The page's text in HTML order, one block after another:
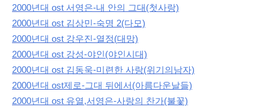
2000년대 ost 서영은-내 안의 그대(첫사랑)
2000년대 ost 김상민-숙명 2(다모)
2000년대 ost 강우진-열정(대망)
2000년대 ost 강성-야인(야인시대)
2000년대 ost 김동욱-미련한 사랑(위기의남자)
2000년대 ost제로-그대 뒤에서(아름다운날들)
2000년대 ost 유열,서영은-사랑의 찬가(불꽃)